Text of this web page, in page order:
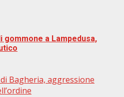
gommone a Lampedusa,
Bagheria, aggressione